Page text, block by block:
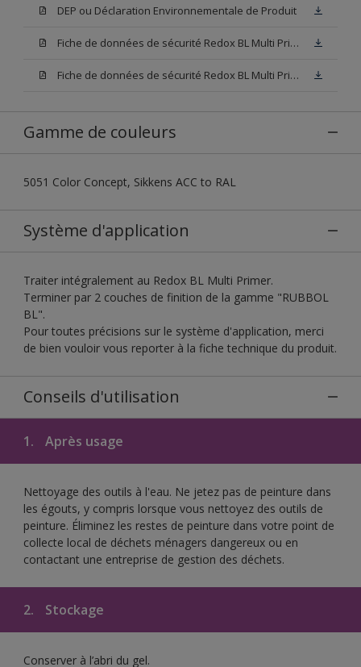
DEP ou Déclaration Environnementale de Produit
Fiche de données de sécurité Redox BL Multi Primer W05 (SDS)
Fiche de données de sécurité Redox BL Multi Primer N00 (SDS)
Gamme de couleurs
5051 Color Concept, Sikkens ACC to RAL
Système d'application
Traiter intégralement au Redox BL Multi Primer.
Terminer par 2 couches de finition de la gamme "RUBBOL
BL".
Pour toutes précisions sur le système d'application, merci
de bien vouloir vous reporter à la fiche technique du produit.
Conseils d'utilisation
1. Après usage
Nettoyage des outils à l'eau. Ne jetez pas de peinture dans
les égouts, y compris lorsque vous nettoyez des outils de
peinture. Éliminez les restes de peinture dans votre point de
collecte local de déchets ménagers dangereux ou en
contactant une entreprise de gestion des déchets.
2. Stockage
Conserver à l’abri du gel.